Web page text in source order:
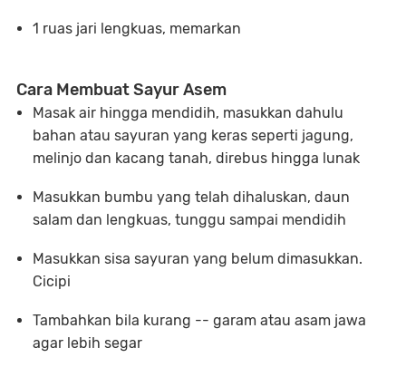
1 ruas jari lengkuas, memarkan
Cara Membuat Sayur Asem
Masak air hingga mendidih, masukkan dahulu
bahan atau sayuran yang keras seperti jagung,
melinjo dan kacang tanah, direbus hingga lunak
Masukkan bumbu yang telah dihaluskan, daun
salam dan lengkuas, tunggu sampai mendidih
Masukkan sisa sayuran yang belum dimasukkan.
Cicipi
Tambahkan bila kurang -- garam atau asam jawa
agar lebih segar